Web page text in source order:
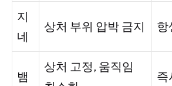
지
네
상처 부위 압박 금지 항
뱀
상처 고정, 움직임
즉